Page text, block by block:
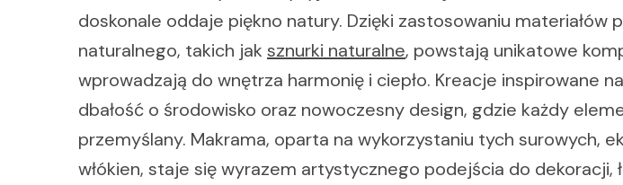
doskonale oddaje piękno natury. Dzięki zastosowaniu materiałów
naturalnego, takich jaksznurki naturalne, powstają unikatowe
wprowadzają do wnętrza harmonię i ciepło. Kreacje inspirowane
dbałość o środowisko oraz nowoczesny design, gdzie każdy
przemyślany. Makrama, oparta na wykorzystaniu tych surowych,
włókien, staje się wyrazem artystycznego podejścia do dekoracji,